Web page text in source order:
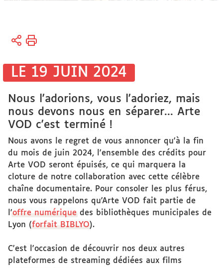
Vous
Accueil
électronique
LE 19 JUIN 2024
Nous l'adorions, vous l'adoriez, mais
nous devons nous en séparer... Arte
VOD c'est terminé !
Nous avons le regret de vous annoncer qu'à la fin
du mois de juin 2024, l'ensemble des crédits pour
Arte VOD seront épuisés, ce qui marquera la
cloture de notre collaboration avec cette célèbre
chaîne documentaire. Pour consoler les plus férus,
nous vous rappelons qu'Arte VOD fait partie de
l'offre numérique des bibliothèques municipales de
Lyon (forfait BIBLYO).
C'est l'occasion de découvrir nos deux autres
plateformes de streaming dédiées aux films